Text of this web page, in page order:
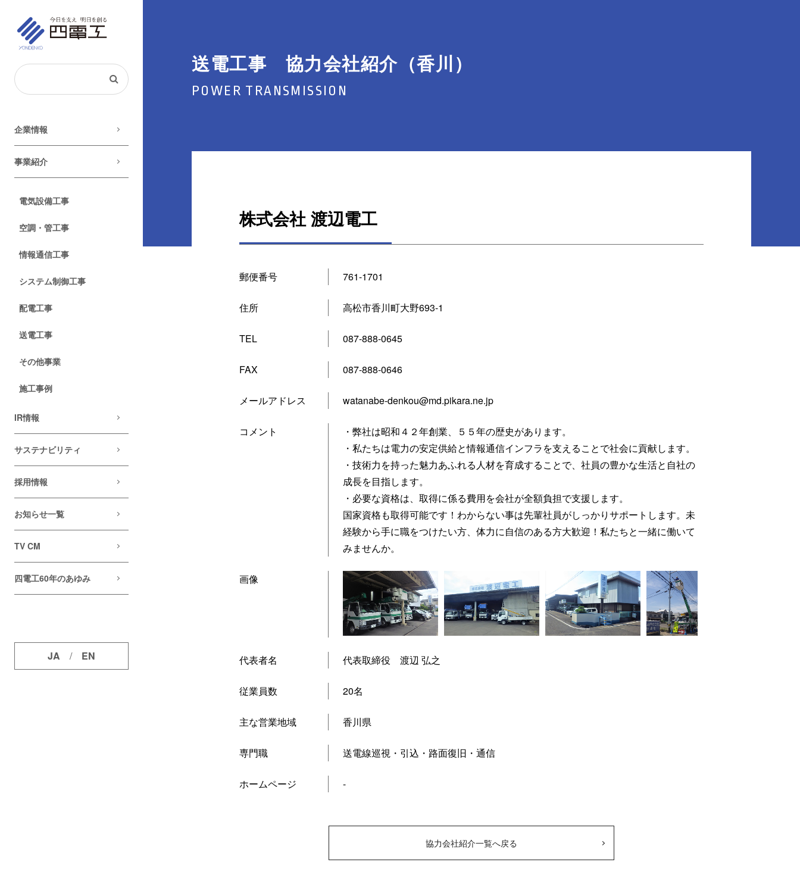
企業情報
事業紹介
電気設備⼯事
空調・管⼯事
情報通信⼯事
システム制御⼯事
配電⼯事
送電⼯事
その他事業
施工事例
IR情報
サステナビリティ
採用情報
お知らせ一覧
TV CM
四電工60年のあゆみ
JA / EN
送電工事 協力会社紹介（香川）
POWER TRANSMISSION
株式会社 渡辺電工
郵便番号 761-1701
住所 高松市香川町大野693-1
TEL 087-888-0645
FAX 087-888-0646
メールアドレス watanabe-denkou@md.pikara.ne.jp
コメント
・弊社は昭和４２年創業、５５年の歴史があります。
・私たちは電力の安定供給と情報通信インフラを支えることで社会に貢献します。
・技術力を持った魅力あふれる人材を育成することで、社員の豊かな生活と自社の
成長を目指します。
・必要な資格は、取得に係る費用を会社が全額負担で支援します。
国家資格も取得可能です！わからない事は先輩社員がしっかりサポートします。未
経験から手に職をつけたい方、体力に自信のある方大歓迎！私たちと一緒に働いて
みませんか。
画像
代表者名 代表取締役 渡辺 弘之
従業員数 20名
主な営業地域 香川県
専門職 送電線巡視・引込・路面復旧・通信
ホームページ -
協力会社紹介一覧へ戻る